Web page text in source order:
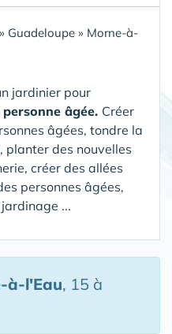
» Guadeloupe » Morne-à-
jardinier pour
âgée. Créer
âgées, tondre la
planter des nouvelles
créer des allées
personnes âgées,
...
à-l'Eau, 15 à